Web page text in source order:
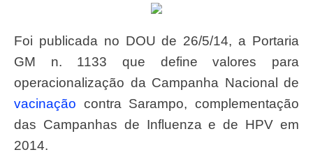
Foi publicada no DOU de 26/5/14, a Portaria
GM n. 1133 que define valores para
operacionalização da Campanha Nacional de
vacinação contra Sarampo, complementação
das Campanhas de Influenza e de HPV em
2014.